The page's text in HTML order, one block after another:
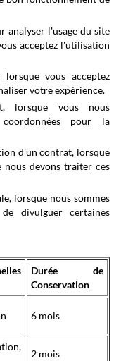
analyser l'usage du site
acceptez l'utilisation
lorsque vous acceptez
votre expérience.
lorsque vous nous
pour la
d'un contrat, lorsque
nous devons traiter ces
lorsque nous sommes
divulguer certaines
Durée de
Conservation
6 mois
2 mois